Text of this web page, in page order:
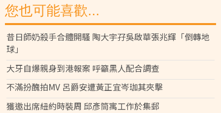
您也可能喜歡...
昔日師奶殺手合體開騷 陶大宇孖吳啟華張兆輝「倒轉地
球」
大牙自爆親身到港報案 呼籲黑人配合調查
不滿扮醜拍MV 呂爵安遭黃正宜岑珈其夾擊
獲邀出席紐約時裝周 邱彥筒寓工作於集郵